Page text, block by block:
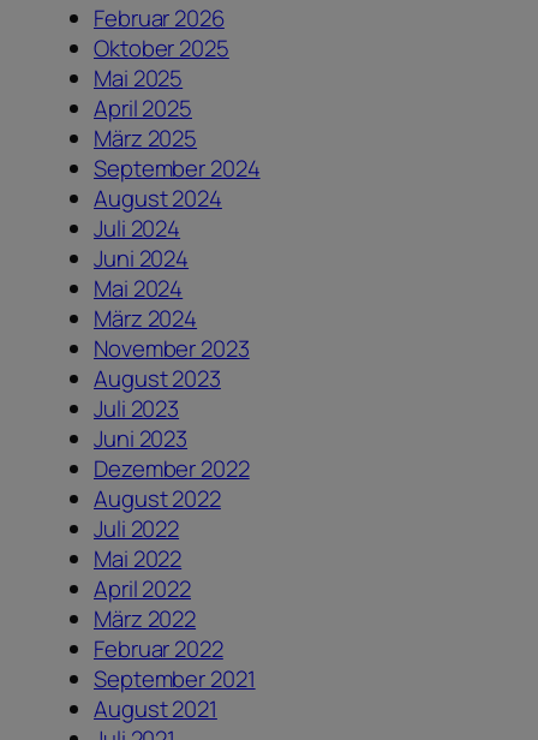
Februar 2026
Oktober 2025
Mai 2025
April 2025
März 2025
September 2024
August 2024
Juli 2024
Juni 2024
Mai 2024
März 2024
November 2023
August 2023
Juli 2023
Juni 2023
Dezember 2022
August 2022
Juli 2022
Mai 2022
April 2022
März 2022
Februar 2022
September 2021
August 2021